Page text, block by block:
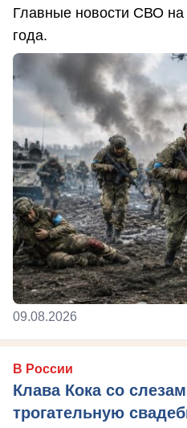
Главные новости СВО на
года.
09.08.2026
В России
Клава Кока со
трогательную